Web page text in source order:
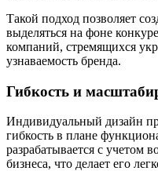
Такой подход позволяет
выделяться на фоне
компаний, стремящихся
узнаваемость бренда.
Гибкость и
Индивидуальный дизайн
гибкость в плане
разрабатывается с учетом
бизнеса, что делает его